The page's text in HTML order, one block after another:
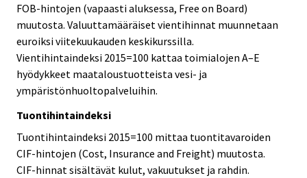
FOB-hintojen (vapaasti aluksessa, Free on Board)
muutosta. Valuuttamääräiset vientihinnat muunnetaan
euroiksi viitekuukauden keskikurssilla.
Vientihintaindeksi 2015=100 kattaa toimialojen A–E
hyödykkeet maataloustuotteista vesi- ja
ympäristönhuoltopalveluihin.
Tuontihintaindeksi
Tuontihintaindeksi 2015=100 mittaa tuontitavaroiden
CIF-hintojen (Cost, Insurance and Freight) muutosta.
CIF-hinnat sisältävät kulut, vakuutukset ja rahdin.